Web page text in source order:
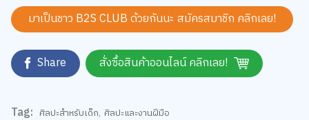
มาเป็นชาว B2S CLUB ด้วยกันนะ สมัครสมาชิก คลิกเลย!
Share สั่งซื้อสินค้าออนไลน์ คลิกเลย!
Tag: ศิลปะสำหรับเด็ก, ศิลปะและงานฝีมือ